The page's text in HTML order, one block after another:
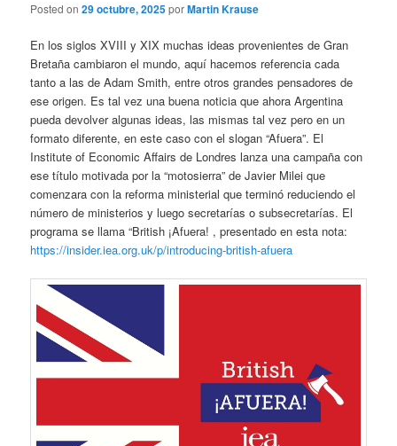
Posted on29 octubre, 2025porMartin Krause
En los siglos XVIII y XIX muchas ideas provenientes de Gran
Bretaña cambiaron el mundo, aquí hacemos referencia cada
tanto a las de Adam Smith, entre otros grandes pensadores de
ese origen. Es tal vez una buena noticia que ahora Argentina
pueda devolver algunas ideas, las mismas tal vez pero en un
formato diferente, en este caso con el slogan “Afuera”. El
Institute of Economic Affairs de Londres lanza una campaña con
ese título motivada por la “motosierra” de Javier Milei que
comenzara con la reforma ministerial que terminó reduciendo el
número de ministerios y luego secretarías o subsecretarías. El
programa se llama “British ¡Afuera! , presentado en esta nota:
https://insider.iea.org.uk/p/introducing-british-afuera